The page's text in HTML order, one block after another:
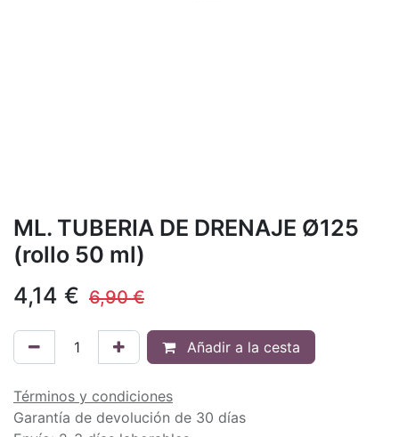
ML. TUBERIA DE DRENAJE Ø125
(rollo 50 ml)
4,14 € 6,90€
Añadir a la cesta
Términos y condiciones
Garantía de devolución de 30 días